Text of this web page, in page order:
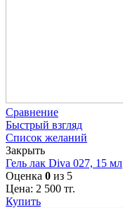
Сравнение
Быстрый взгляд
Список желаний
Закрыть
Гель лак Diva 027, 15 мл
Оценка 0 из 5
Цена: 2 500 тг.
Купить